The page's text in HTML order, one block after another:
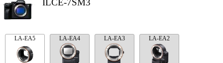
ILCE-7SM3
LA-EA5 LA-EA4 LA-EA3 LA-EA2